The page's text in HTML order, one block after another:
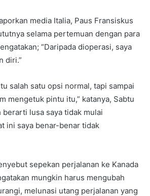
media Italia, Paus Fransiskus
selama pertemuan dengan para
“Daripada dioperasi, saya
diri.”
salah satu opsi normal, tapi sampai
mengetuk pintu itu,” katanya, Sabtu
berarti lusa saya tidak mulai
ini saya benar-benar tidak
sepekan perjalanan ke Kanada
mungkin harus mengubah
melunasi utang perjalanan yang